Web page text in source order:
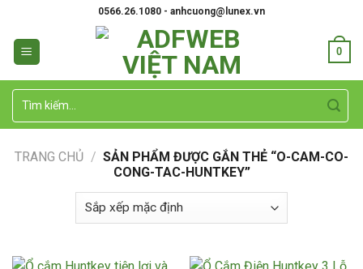
content
0566.26.1080 - anhcuong@lunex.vn
0
Tìm
TRANG CHỦ / SẢN PHẨM ĐƯỢC GẮN THẺ “O-CAM-CO-
CONG-TAC-HUNTKEY”